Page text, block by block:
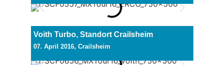
Voith Turbo, Standort Crailsheim
07. April 2016, Crailsheim